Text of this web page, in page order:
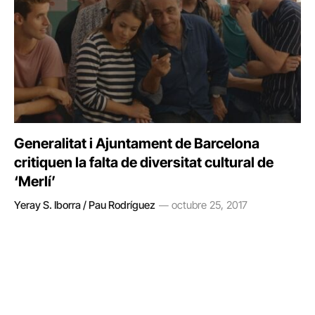
Generalitat i Ajuntament de Barcelona
critiquen la falta de diversitat cultural de
‘Merlí’
Yeray S. Iborra / Pau Rodríguez octubre 25, 2017